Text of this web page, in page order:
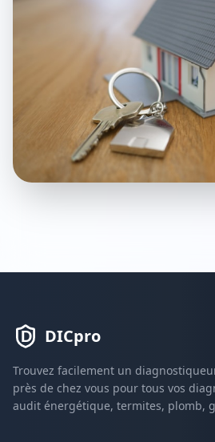
DICpro
Trouvez facilement un
près de chez vous pour tous vos
audit énergétique, termites, plomb,